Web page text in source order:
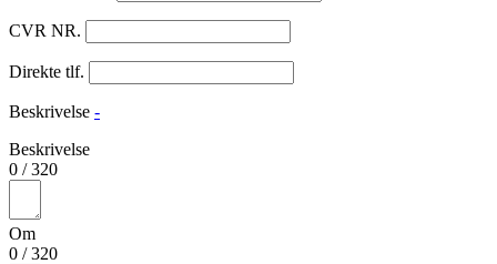
CVR NR.
Direkte tlf.
Beskrivelse -
Beskrivelse
0 /320
Om
0 /320